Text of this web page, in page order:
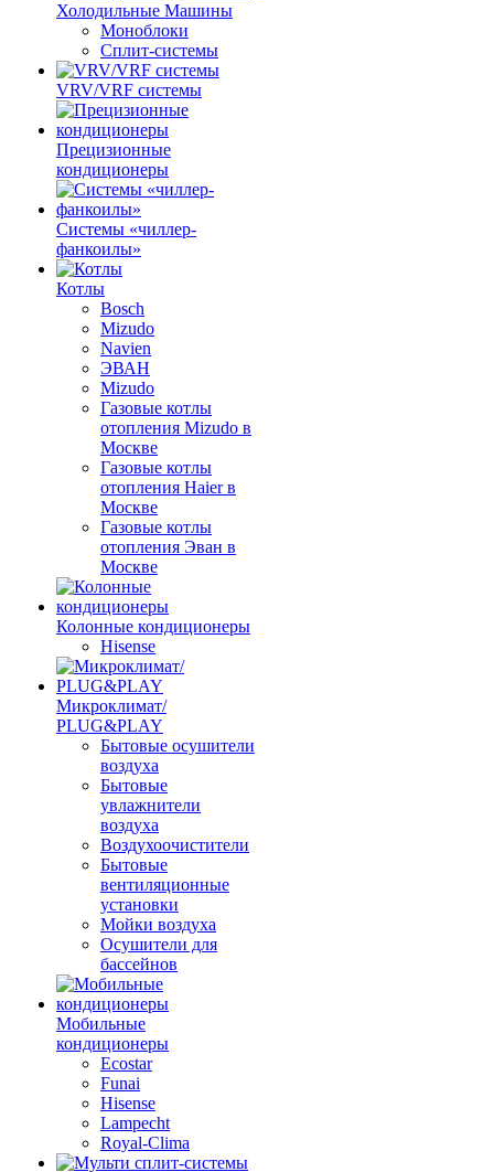
Холодильные Машины
Моноблоки
Сплит-системы
VRV/VRF системы
Прецизионные
кондиционеры
Системы «чиллер-
фанкоилы»
Котлы
Bosch
Mizudo
Navien
ЭВАН
Mizudo
Газовые котлы
отопления Mizudo в
Москве
Газовые котлы
отопления Haier в
Москве
Газовые котлы
отопления Эван в
Москве
Колонные кондиционеры
Hisense
Микроклимат/
PLUG&PLAY
Бытовые осушители
воздуха
Бытовые
увлажнители
воздуха
Воздухоочистители
Бытовые
вентиляционные
установки
Мойки воздуха
Осушители для
бассейнов
Мобильные
кондиционеры
Ecostar
Funai
Hisense
Lampecht
Royal-Clima